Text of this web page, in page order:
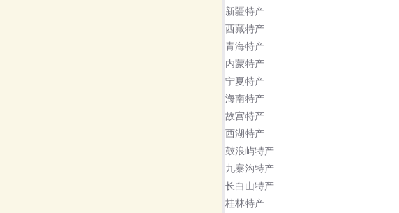
新疆特产
西藏特产
青海特产
内蒙特产
宁夏特产
海南特产
故宫特产
西湖特产
鼓浪屿特产
九寨沟特产
长白山特产
桂林特产